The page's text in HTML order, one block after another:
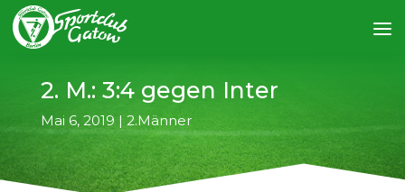
2. M.: 3:4 gegen Inter
Mai 6, 2019| 2.Männer